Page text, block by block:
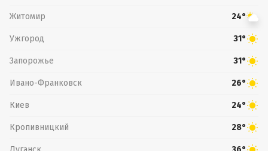
Житомир 24°
Ужгород 31°
Запорожье 31°
Ивано-Франковск 26°
Киев 24°
Кропивницкий 28°